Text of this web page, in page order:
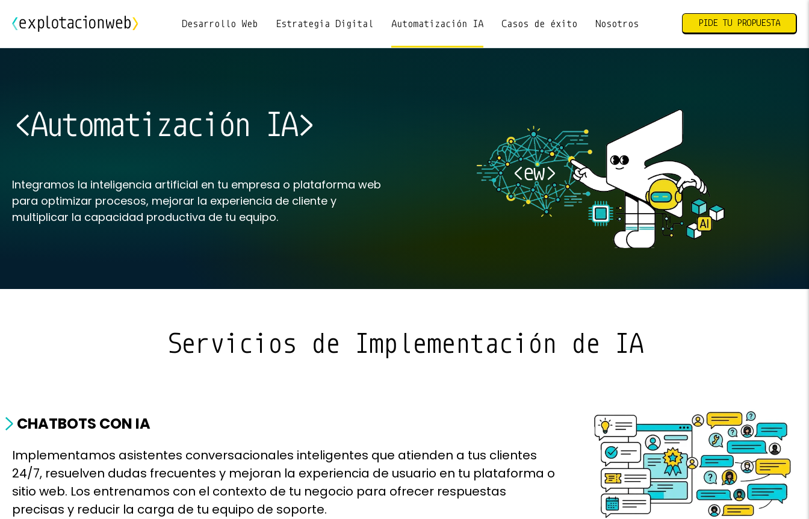
Desarrollo Web Estrategia Digital Automatización IA Casos de éxito Nosotros PIDE TU PROPUESTA
Automatización IA
Integramos la inteligencia artificial en tu empresa o plataforma web
para optimizar procesos, mejorar la experiencia de cliente y
multiplicar la capacidad productiva de tu equipo.
Servicios de Implementación de IA
CHATBOTS CON IA
Implementamos asistentes conversacionales inteligentes que atienden a tus clientes
24/7, resuelven dudas frecuentes y mejoran la experiencia de usuario en tu plataforma o
sitio web. Los entrenamos con el contexto de tu negocio para ofrecer respuestas
precisas y reducir la carga de tu equipo de soporte.